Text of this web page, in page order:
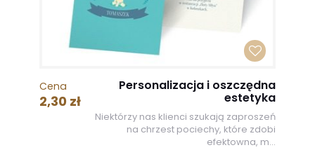
Cena
2,30 zł
Personalizacja i oszczędna
estetyka
Niektórzy nas klienci szukają zaproszeń
na chrzest pociechy, które zdobi
efektowna, m...